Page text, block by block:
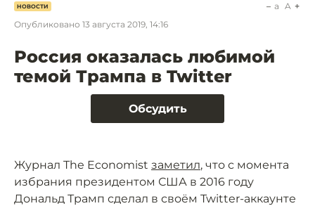
НОВОСТИ
Опубликовано 13 августа 2019, 14:16
a A
Россия оказалась любимой
темой Трампа в Twitter
Обсудить
Журнал The Economist заметил, что с момента
избрания президентом США в 2016 году
Дональд Трамп сделал в своём Twitter-аккаунте